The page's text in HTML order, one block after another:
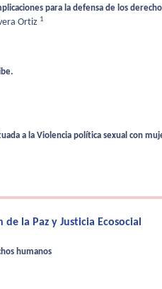
para la defensa de los
Ortiz 1
a la Violencia política sexual con
la Paz y Justicia Ecosocial
humanos